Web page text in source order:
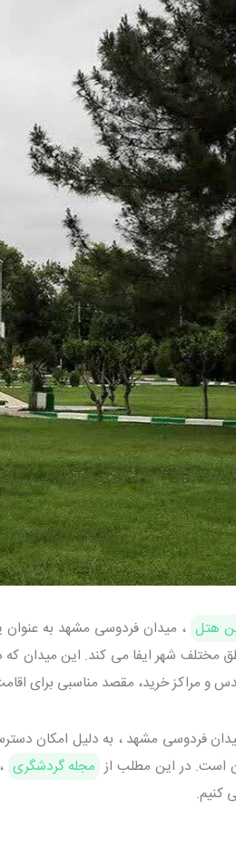
هتل ، میدان فردوسی مشهد به
مختلف شهر ایفا می کند. این میدان که
و مراکز خرید، مقصد مناسبی برای
فردوسی مشهد ، به دلیل امکان
است. در این مطلب از مجله گردشگری
کنیم.